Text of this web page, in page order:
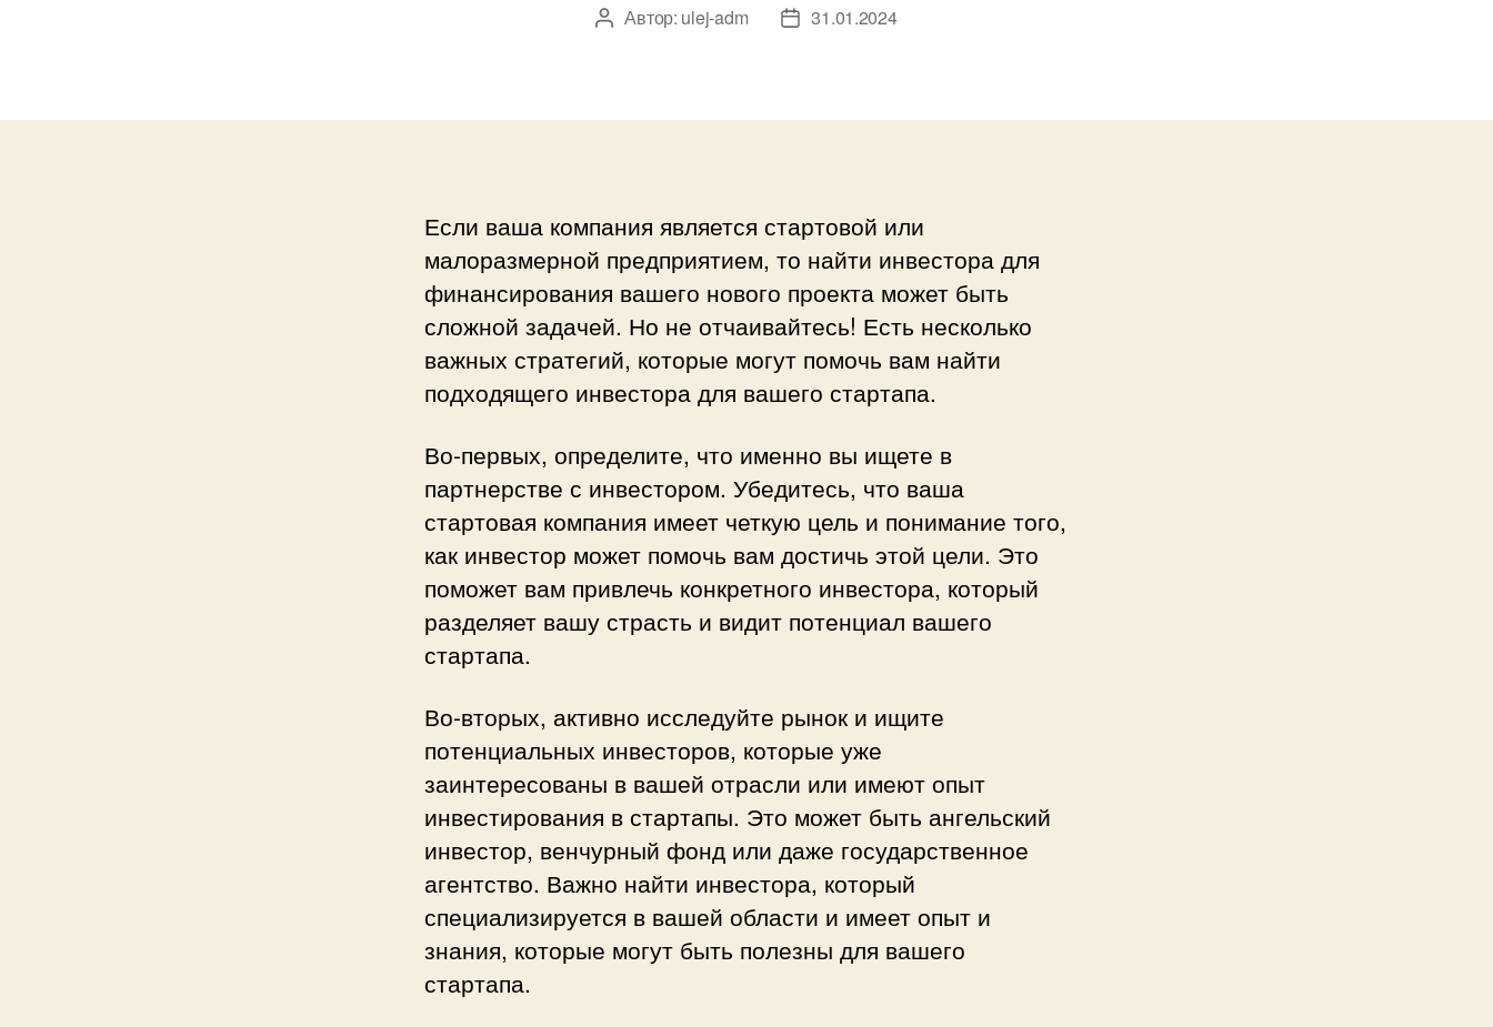
Автор
Автор: ulej-adm
Дата31.01.2024
Если ваша компания является стартовой или
малоразмерной предприятием, то найти инвестора для
финансирования вашего нового проекта может быть
сложной задачей. Но не отчаивайтесь! Есть несколько
важных стратегий, которые могут помочь вам найти
подходящего инвестора для вашего стартапа.
Во-первых, определите, что именно вы ищете в
партнерстве с инвестором. Убедитесь, что ваша
стартовая компания имеет четкую цель и понимание того,
как инвестор может помочь вам достичь этой цели. Это
поможет вам привлечь конкретного инвестора, который
разделяет вашу страсть и видит потенциал вашего
стартапа.
Во-вторых, активно исследуйте рынок и ищите
потенциальных инвесторов, которые уже
заинтересованы в вашей отрасли или имеют опыт
инвестирования в стартапы. Это может быть ангельский
инвестор, венчурный фонд или даже государственное
агентство. Важно найти инвестора, который
специализируется в вашей области и имеет опыт и
знания, которые могут быть полезны для вашего
стартапа.